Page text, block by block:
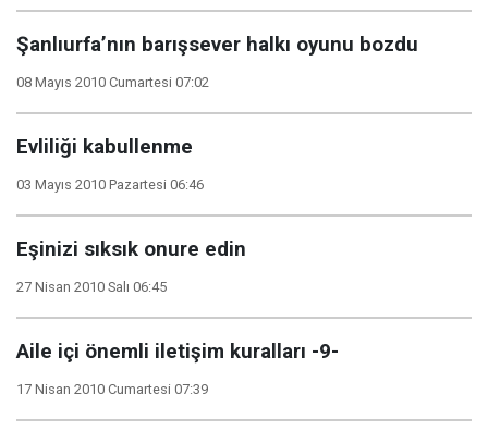
Şanlıurfa’nın barışsever halkı oyunu bozdu
08 Mayıs 2010 Cumartesi 07:02
Evliliği kabullenme
03 Mayıs 2010 Pazartesi 06:46
Eşinizi sıksık onure edin
27 Nisan 2010 Salı 06:45
Aile içi önemli iletişim kuralları -9-
17 Nisan 2010 Cumartesi 07:39